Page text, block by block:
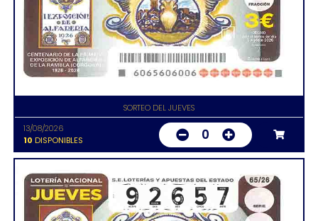
SORTEO DEL JUEVES
13/08/2026
10 DISPONIBLES 0